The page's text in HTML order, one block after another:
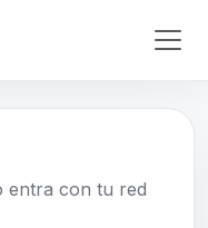
entra con tu red